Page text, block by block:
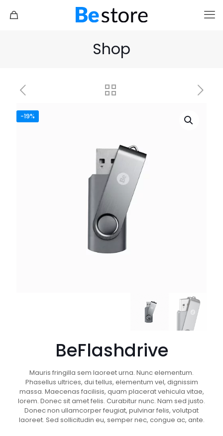
Shop
-19%
BeFlashdrive
Mauris fringilla sem laoreet urna. Nunc elementum.
Phasellus ultrices, dui tellus, elementum vel, dignissim
massa. Maecenas facilisis, quam placerat vehicula vitae,
lorem. Donec sit amet felis. Curabitur nunc. Nam sed justo.
Donec non ullamcorper feugiat, pulvinar felis, volutpat
laoreet. Sed sollicitudin eu, semper nec, congue ac, ante.